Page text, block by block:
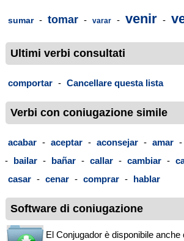
sumar - tomar - varar - venir -
Ultimi verbi consultati
comportar - Cancellare questa lista
Verbi con coniugazione simile
acabar - aceptar - aconsejar - amar -
- bailar - bañar - callar - cambiar -
casar - cenar - comprar - hablar
Software di coniugazione
El Conjugador è disponibile anche